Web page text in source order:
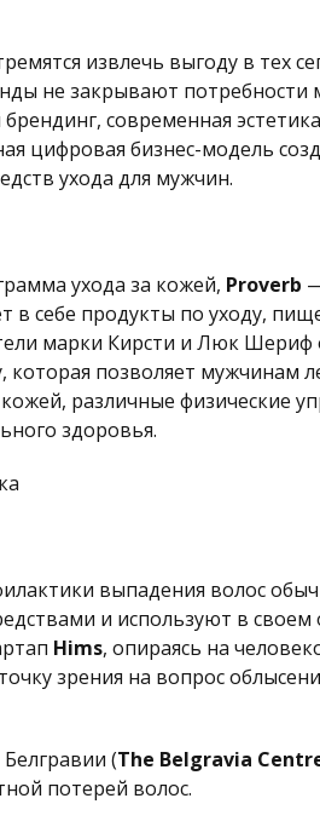
извлечь выгоду в тех
не закрывают потребности
современная
цифровая бизнес-модель
ухода для мужчин.
ухода за кожей, Proverb
в себе продукты по уходу,
марки Кирсти и Люк Шериф
которая позволяет мужчинам
кожей, различные физические
здоровья.
выпадения волос
и используют в
Hims, опираясь на
зрения на вопрос
(The Belgravia
потерей волос.